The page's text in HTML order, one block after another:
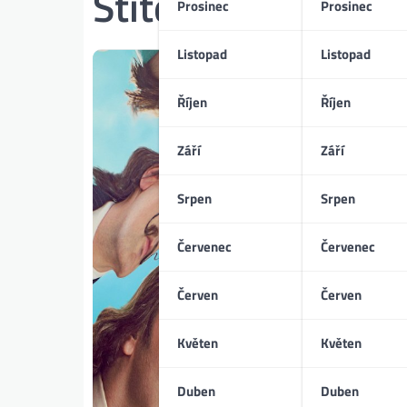
Prosinec
Listopad
Říjen
Září
Srpen
Červenec
Červen
Květen
Duben
Prosinec
Listopad
Říjen
Září
Srpen
Červenec
Červen
Květen
Duben